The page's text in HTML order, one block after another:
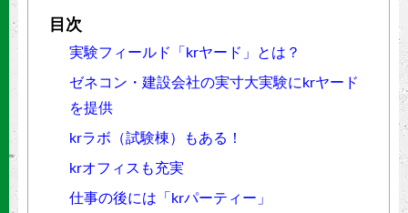
実験フィールド「krヤード」とは？
ゼネコン・建設会社の実寸大実験にkrヤード
を提供
krラボ（試験棟）もある！
krオフィスも充実
仕事の後には「krパーティー」